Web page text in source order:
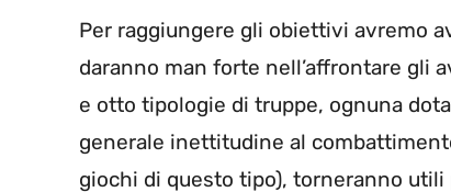
Per raggiungere gli obiettivi avremo
daranno man forte nell’affrontare gli
e otto tipologie di truppe, ognuna
generale inettitudine al
giochi di questo tipo), torneranno